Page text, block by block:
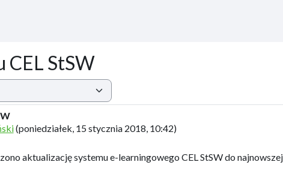
CEL StSW
(poniedziałek, 15 stycznia 2018, 10:42)
aktualizację systemu e-learningowego CEL StSW do